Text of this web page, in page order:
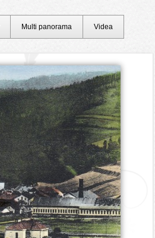
Multi panorama Videa